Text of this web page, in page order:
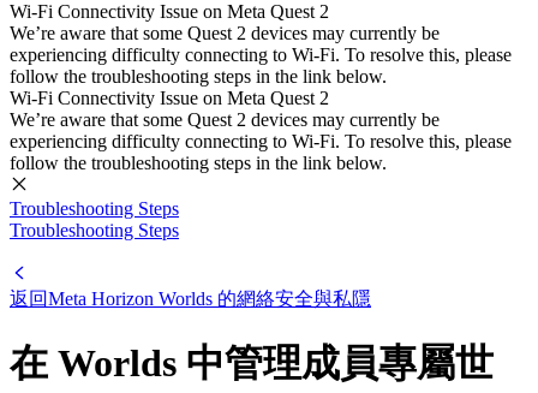
Wi-Fi Connectivity Issue on Meta Quest 2
We’re aware that some Quest 2 devices may currently be
experiencing difficulty connecting to Wi-Fi. To resolve this, please
follow the troubleshooting steps in the link below.
Wi-Fi Connectivity Issue on Meta Quest 2
We’re aware that some Quest 2 devices may currently be
experiencing difficulty connecting to Wi-Fi. To resolve this, please
follow the troubleshooting steps in the link below.
Troubleshooting Steps
Troubleshooting Steps
返回Meta Horizon Worlds 的網絡安全與私隱
在 Worlds 中管理成員專屬世